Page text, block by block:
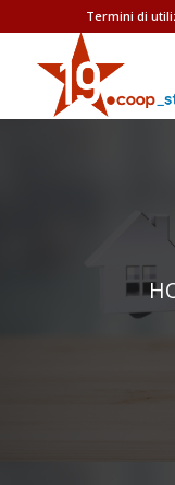
Termini di